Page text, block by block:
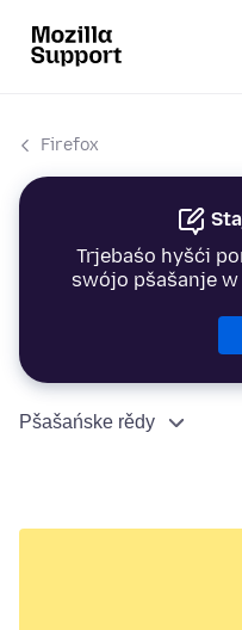
Firefox
Trjebaśo hyšći
swójo pšašanje
Pšašańske rědy